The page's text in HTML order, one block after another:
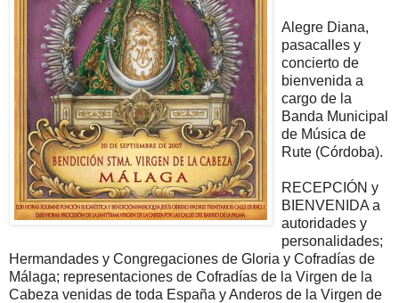
Alegre Diana,
pasacalles y
concierto de
bienvenida a
cargo de la
Banda Municipal
de Música de
Rute (Córdoba).
RECEPCIÓN y
BIENVENIDA a
autoridades y
personalidades;
Hermandades y Congregaciones de Gloria y Cofradías de
Málaga; representaciones de Cofradías de la Virgen de la
Cabeza venidas de toda España y Anderos de la Virgen de